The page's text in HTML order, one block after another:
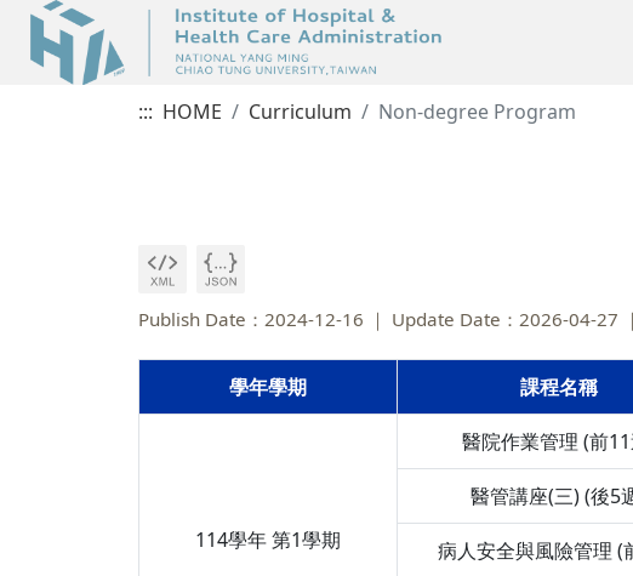
::: HOME Curriculum Non-degree Program
Publish Date：2024-12-16 Update Date：2026-04-27
學年學期 課程名稱
114學年 第1學期
醫院作業管理 (前
醫管講座(三) (後5
病人安全與風險管理 (